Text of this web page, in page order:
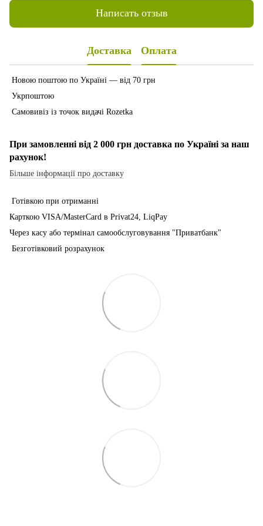
Написать отзыв
Доставка Оплата
Новою поштою по Україні — від 70 грн
Укрпоштою
Самовивіз із точок видачі Rozetka
При замовленні від 2 000 грн доставка по Україні за наш
рахунок!
Більше інформації про доставку
Готівкою при отриманні
Карткою VISA/MasterCard в Рrivat24, LiqPay
Через касу або термінал самообслуговування "Приватбанк"
Безготівковий розрахунок